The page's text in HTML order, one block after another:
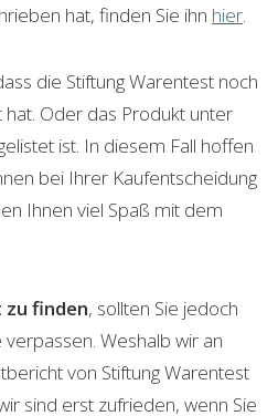
hat, finden Sie ihn hier.
die Stiftung Warentest noch
Oder das Produkt unter
ist. In diesem Fall hoffen
bei Ihrer Kaufentscheidung
Ihnen viel Spaß mit dem
finden, sollten Sie jedoch
Weshalb wir an
von Stiftung Warentest
sind erst zufrieden, wenn Sie